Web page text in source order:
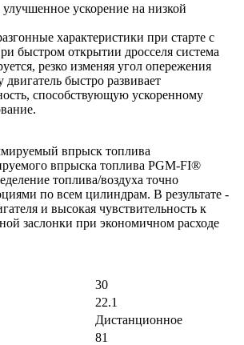
ускорение на низкой
характеристики при старте с
быстром открытии дросселя система
резко изменяя угол опережения
быстро развивает
способствующую ускоренному
впрыск топлива
впрыска топлива PGM-FI®
топлива/воздуха точно
по всем цилиндрам. В результате -
и высокая чувствительность к
заслонки при экономичном расходе
30
22.1
Дистанционное
81